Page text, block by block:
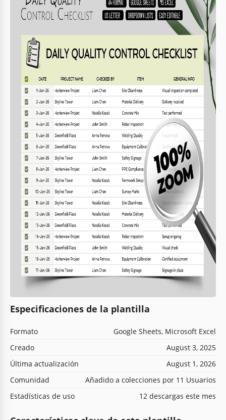
Especificaciones de la plantilla
Formato
Google Sheets, Microsoft Excel
Creado
August 3, 2025
Última actualización
August 1, 2026
Comunidad
Añadido a colecciones por 11 Usuarios
Estadísticas de uso
12 descargas este mes